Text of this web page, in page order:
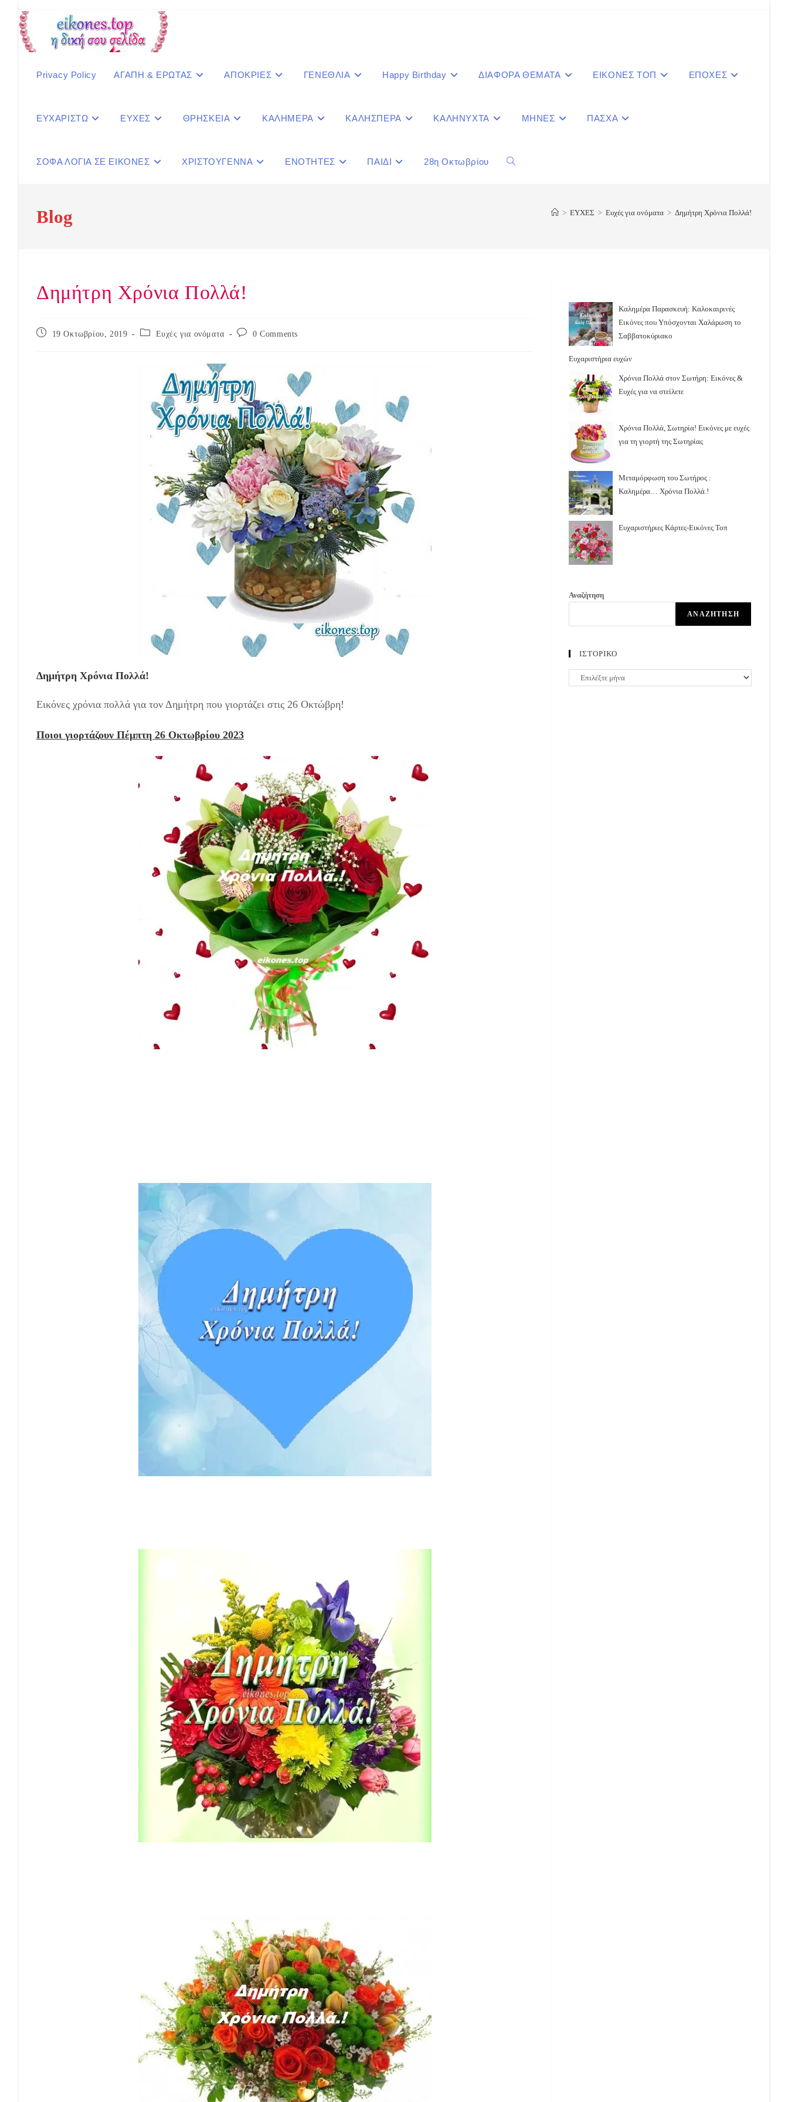
content
Privacy Policy ΑΓΑΠΗ & ΕΡΩΤΑΣ ΑΠΟΚΡΙΕΣ ΓΕΝΕΘΛΙΑ Happy Birthday ΔΙΑΦΟΡΑ ΘΕΜΑΤΑ ΕΙΚΟΝΕΣ ΤΟΠ ΕΠΟΧΕΣ
ΕΥΧΑΡΙΣΤΩ ΕΥΧΕΣ ΘΡΗΣΚΕΙΑ ΚΑΛΗΜΕΡΑ ΚΑΛΗΣΠΕΡΑ ΚΑΛΗΝΥΧΤΑ ΜΗΝΕΣ ΠΑΣΧΑ
ΣΟΦΑ ΛΟΓΙΑ ΣΕ ΕΙΚΟΝΕΣ ΧΡΙΣΤΟΥΓΕΝΝΑ ΕΝΟΤΗΤΕΣ ΠΑΙΔΙ 28η Οκτωβρίου Toggle
Blog > ΕΥΧΕΣ > Ευχές για ονόματα > Δημήτρη Χρόνια Πολλά!
Δημήτρη Χρόνια Πολλά!
Post
19 Οκτωβρίου, 2019
Post
Ευχές για ονόματα
Post 0 Comments
Δημήτρη Χρόνια Πολλά!
Εικόνες χρόνια πολλά για τον Δημήτρη που γιορτάζει στις 26 Οκτώβρη!
Ποιοι γιορτάζουν Πέμπτη 26 Οκτωβρίου 2023
Καλημέρα Παρασκευή: Καλοκαιρινές
Εικόνες που Υπόσχονται Χαλάρωση το
Σαββατοκύριακο
Ευχαριστήρια ευχών
Χρόνια Πολλά στον Σωτήρη: Εικόνες &
Ευχές για να στείλετε
Χρόνια Πολλά, Σωτηρία! Εικόνες με ευχές
για τη γιορτή της Σωτηρίας
Μεταμόρφωση του Σωτήρος :
Καλημέρα… Χρόνια Πολλά.!
Ευχαριστήριες Κάρτες-Εικόνες Τοπ
Αναζήτηση
ΑΝΑΖΉΤΗΣΗ
ΙΣΤΟΡΙΚΟ
ΙΣΤΟΡΙΚΟ